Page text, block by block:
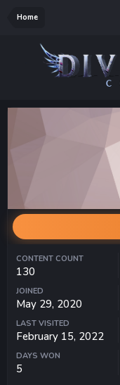
Home
CONTENT COUNT
130
JOINED
May 29, 2020
LAST VISITED
February 15, 2022
DAYS WON
5